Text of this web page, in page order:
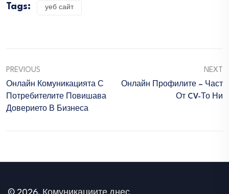
Tags: уеб сайт
PREVIOUS
Онлайн Комуникацията С
Потребителите Повишава
Доверието В Бизнеса
NEXT
Онлайн Профилите – Част
От CV-То Ни